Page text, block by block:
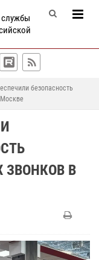
службы
безопасность
ЗВОНКОВ В